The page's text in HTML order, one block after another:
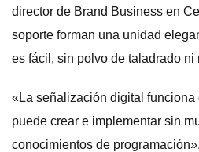
director de Brand Business en
soporte forman una unidad
es fácil, sin polvo de taladrado ni
«La señalización digital
puede crear e implementar sin
conocimientos de